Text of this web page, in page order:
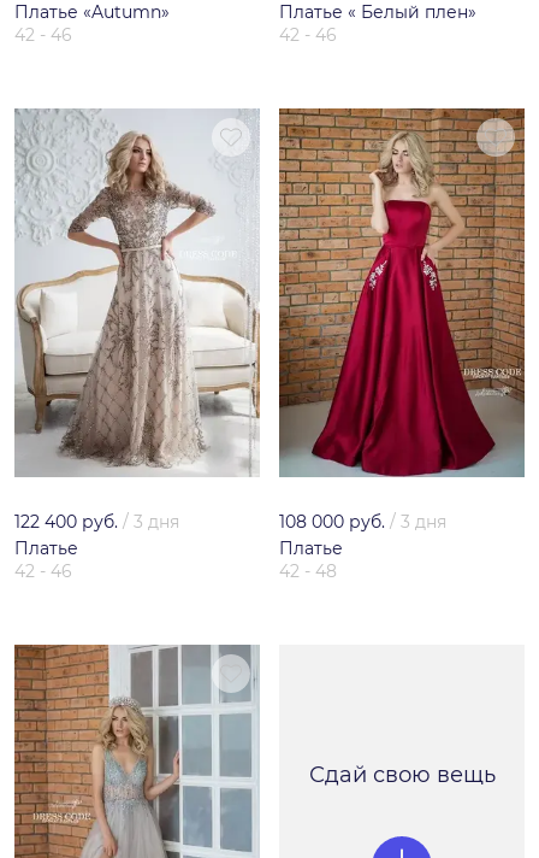
Платье «Autumn»
42 - 46
Платье « Белый плен»
42 - 46
122 400 руб. / 3 дня
Платье
42 - 46
108 000 руб. / 3 дня
Платье
42 - 48
Сдай свою вещь